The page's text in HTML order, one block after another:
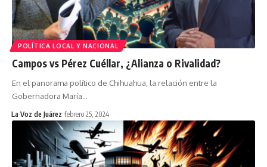
POLÍTICA LOCAL Y NACIONAL
Campos vs Pérez Cuéllar, ¿Alianza o Rivalidad?
En el panorama político de Chihuahua, la relación entre la
Gobernadora María…
La Voz de Juárez febrero 25, 2024